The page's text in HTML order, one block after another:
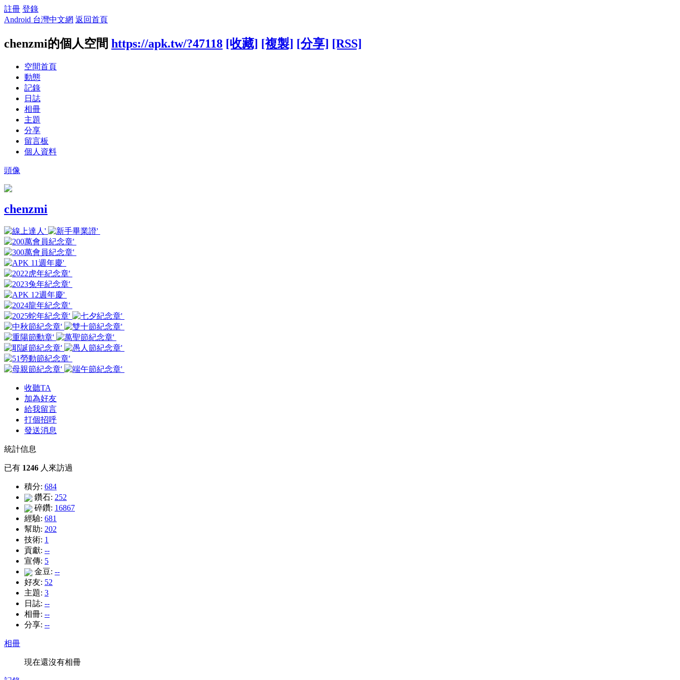
註冊 登錄
Android 台灣中文網 返回首頁
chenzmi的個人空間 https://apk.tw/?47118 [收藏] [複製] [分享] [RSS]
空間首頁
動態
記錄
日誌
相冊
主題
分享
留言板
個人資料
頭像
chenzmi
收聽TA
加為好友
給我留言
打個招呼
發送消息
統計信息
已有 1246 人來訪過
積分: 684
鑽石: 252
碎鑽: 16867
經驗: 681
幫助: 202
技術: 1
貢獻: --
宣傳: 5
金豆: --
好友: 52
主題: 3
日誌: --
相冊: --
分享: --
相冊
現在還沒有相冊